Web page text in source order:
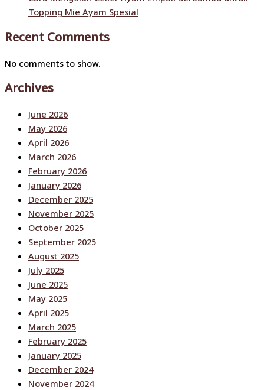
Topping Mie Ayam Spesial
Recent Comments
No comments to show.
Archives
June 2026
May 2026
April 2026
March 2026
February 2026
January 2026
December 2025
November 2025
October 2025
September 2025
August 2025
July 2025
June 2025
May 2025
April 2025
March 2025
February 2025
January 2025
December 2024
November 2024